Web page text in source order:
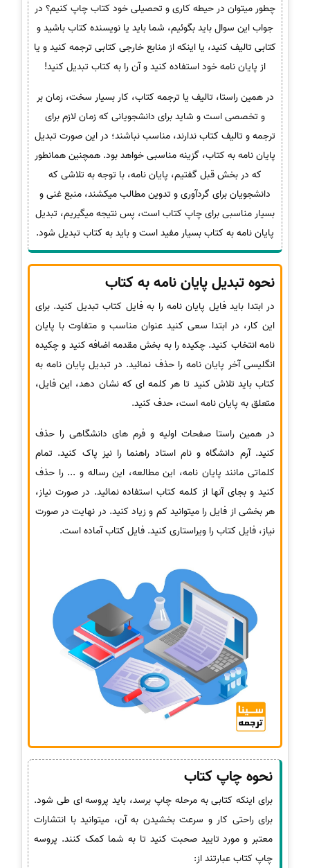
چطور میتوان در حیطه کاری و تحصیلی خود کتاب چاپ کنیم؟ در
جواب این سوال باید بگوئیم، شما باید یا نویسنده کتاب باشید و
کتابی تالیف کنید، یا اینکه از منابع خارجی کتابی ترجمه کنید و یا
از پایان نامه خود استفاده کنید و آن را به کتاب تبدیل کنید!
در همین راستا، تالیف یا ترجمه کتاب، کار بسیار سخت، زمان بر
و تخصصی است و شاید برای دانشجویانی که زمان لازم برای
ترجمه و تالیف کتاب ندارند، مناسب نباشند؛ در این صورت تبدیل
پایان نامه به کتاب، گزینه مناسبی خواهد بود. همچنین همانطور
که در بخش قبل گفتیم، پایان نامه، با توجه به تلاشی که
دانشجویان برای گردآوری و تدوین مطالب میکشند، منبع غنی و
بسیار مناسبی برای چاپ کتاب است، پس نتیجه میگیریم، تبدیل
پایان نامه به کتاب بسیار مفید است و باید به کتاب تبدیل شود.
نحوه تبدیل پایان نامه به کتاب
در ابتدا باید فایل پایان نامه را به فایل کتاب تبدیل کنید. برای
این کار، در ابتدا سعی کنید عنوان مناسب و متفاوت با پایان
نامه انتخاب کنید. چکیده را به بخش مقدمه اضافه کنید و چکیده
انگلیسی آخر پایان نامه را حذف نمائید. در تبدیل پایان نامه به
کتاب باید تلاش کنید تا هر کلمه ای که نشان دهد، این فایل،
متعلق به پایان نامه است، حدف کنید.
در همین راستا صفحات اولیه و فرم های دانشگاهی را حذف
کنید. آرم دانشگاه و نام استاد راهنما را نیز پاک کنید. تمام
کلماتی مانند پایان نامه، این مطالعه، این رساله و ... را حذف
کنید و بجای آنها از کلمه کتاب استفاده نمائید. در صورت نیاز،
هر بخشی از فایل را میتوانید کم و زیاد کنید. در نهایت در صورت
نیاز، فایل کتاب را ویراستاری کنید. فایل کتاب آماده است.
نحوه چاپ کتاب
برای اینکه کتابی به مرحله چاپ برسد، باید پروسه ای طی شود.
برای راحتی کار و سرعت بخشیدن به آن، میتوانید با انتشارات
معتبر و مورد تایید صحبت کنید تا به شما کمک کنند. پروسه
چاپ کتاب عبارتند از: